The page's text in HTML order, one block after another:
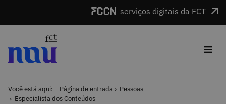
serviços digitais da FCT
≡
Você está aqui: Página de entrada
Pessoas
Especialista dos Conteúdos